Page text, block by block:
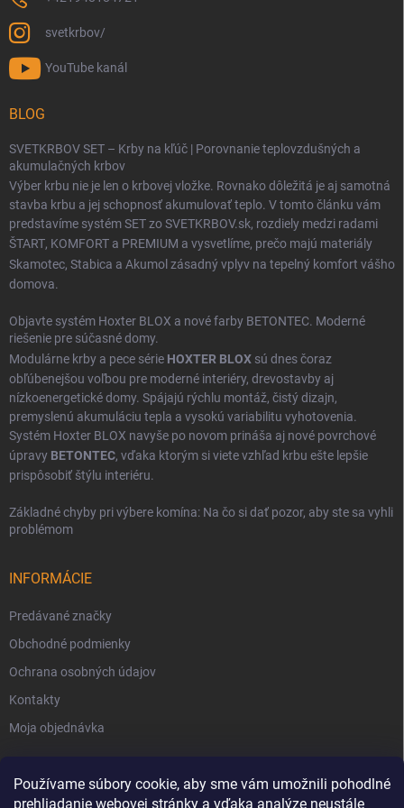
Používame súbory cookie, aby sme vám umožnili pohodlné
prehliadanie webovej stránky a vďaka analýze neustále
svetkrbov/
YouTube kanál
BLOG
SVETKRBOV SET – Krby na kľúč | Porovnanie teplovzdušných a
akumulačných krbov
Výber krbu nie je len o krbovej vložke. Rovnako dôležitá je aj samotná
stavba krbu a jej schopnosť akumulovať teplo. V tomto článku vám
predstavíme systém SET zo SVETKRBOV.sk, rozdiely medzi radami
ŠTART, KOMFORT a PREMIUM a vysvetlíme, prečo majú materiály
Skamotec, Stabica a Akumol zásadný vplyv na tepelný komfort vášho
domova.
Objavte systém Hoxter BLOX a nové farby BETONTEC. Moderné
riešenie pre súčasné domy.
Modulárne krby a pece série HOXTER BLOX sú dnes čoraz
obľúbenejšou voľbou pre moderné interiéry, drevostavby aj
nízkoenergetické domy. Spájajú rýchlu montáž, čistý dizajn,
premyslenú akumuláciu tepla a vysokú variabilitu vyhotovenia.
Systém Hoxter BLOX navyše po novom prináša aj nové povrchové
úpravy BETONTEC, vďaka ktorým si viete vzhľad krbu ešte lepšie
prispôsobiť štýlu interiéru.
Základné chyby pri výbere komína: Na čo si dať pozor, aby ste sa vyhli
problémom
INFORMÁCIE
Predávané značky
Obchodné podmienky
Ochrana osobných údajov
Kontakty
Moja objednávka